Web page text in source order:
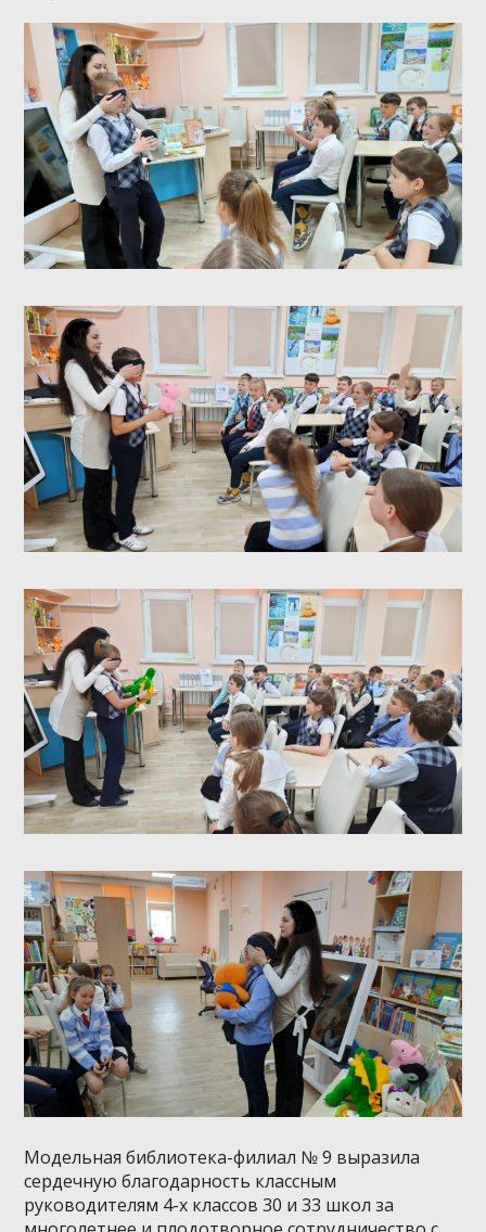
Модельная библиотека-филиал № 9 выразила
сердечную благодарность классным
руководителям 4-х классов 30 и 33 школ за